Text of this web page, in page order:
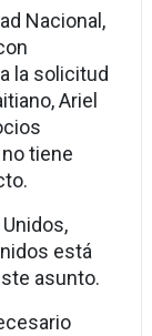
Nacional,
la solicitud
Ariel
tiene
está
asunto.